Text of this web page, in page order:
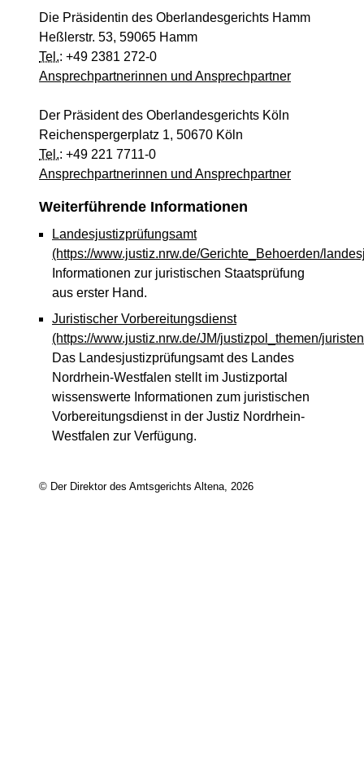
Die Präsidentin des Oberlandesgerichts Hamm
Heßlerstr. 53, 59065 Hamm
Tel.: +49 2381 272-0
Ansprechpartnerinnen und Ansprechpartner
Der Präsident des Oberlandesgerichts Köln
Reichenspergerplatz 1, 50670 Köln
Tel.: +49 221 7711-0
Ansprechpartnerinnen und Ansprechpartner
Weiterführende Informationen
Landesjustizprüfungsamt
(https://www.justiz.nrw.de/Gerichte_Behoerden/
Informationen zur juristischen Staatsprüfung
aus erster Hand.
Juristischer Vorbereitungsdienst
(https://www.justiz.nrw.de/JM/justizpol_themen/
Das Landesjustizprüfungsamt des Landes
Nordrhein-Westfalen stellt im Justizportal
wissenswerte Informationen zum juristischen
Vorbereitungsdienst in der Justiz Nordrhein-
Westfalen zur Verfügung.
© Der Direktor des Amtsgerichts Altena, 2026